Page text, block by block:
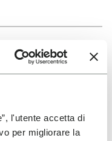
l'utente accetta di
per migliorare la
SIE NICHT